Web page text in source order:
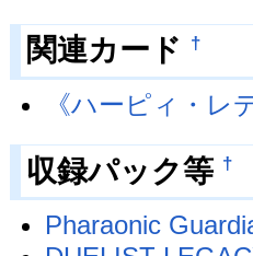
関連カード †
《ハーピィ・レ
収録パック等 †
Pharaonic